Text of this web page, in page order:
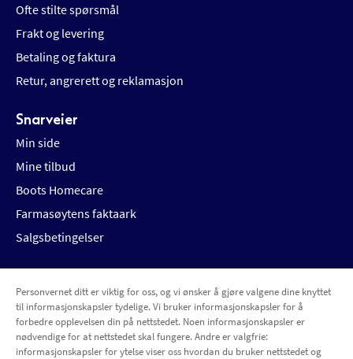
Ofte stilte spørsmål
Frakt og levering
Betaling og faktura
Retur, angrerett og reklamasjon
Snarveier
Min side
Mine tilbud
Boots Homecare
Farmasøytens faktaark
Salgsbetingelser
Betalingsalternativer Leveringsalternativer
Personvernet ditt er viktig for oss, og vi ønsker å gjøre valgene dine knyttet
til informasjonskapsler tydelige. Vi bruker informasjonskapsler for å
forbedre opplevelsen din på nettstedet. Noen informasjonskapsler er
nødvendige for at nettstedet skal fungere. Andre er valgfrie:
informasjonskapsler for ytelse viser oss hvordan du bruker nettstedet og